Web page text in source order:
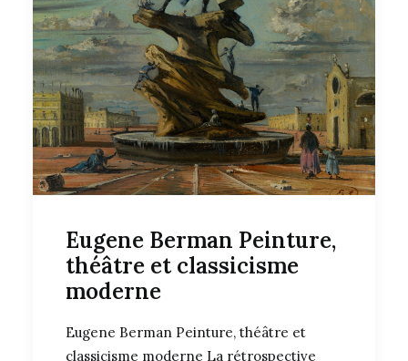
Eugene Berman Peinture,
théâtre et classicisme
moderne
Eugene Berman Peinture, théâtre et
classicisme moderne La rétrospective